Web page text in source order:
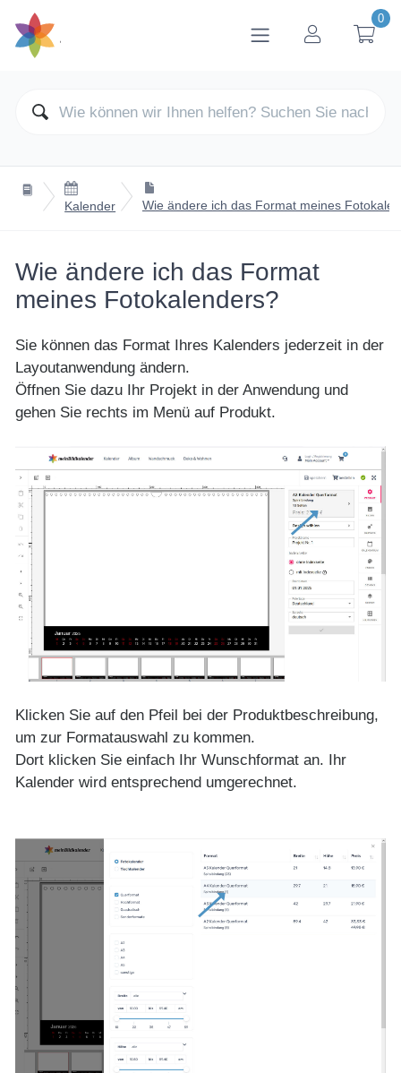
0

Kalender
Wie ändere ich das Format meines
Wie ändere ich das Format
meines Fotokalenders?
Sie können das Format Ihres Kalenders jederzeit in der
Layoutanwendung ändern.
Öffnen Sie dazu Ihr Projekt in der Anwendung und
gehen Sie rechts im Menü auf Produkt.
Klicken Sie auf den Pfeil bei der Produktbeschreibung,
um zur Formatauswahl zu kommen.
Dort klicken Sie einfach Ihr Wunschformat an. Ihr
Kalender wird entsprechend umgerechnet.